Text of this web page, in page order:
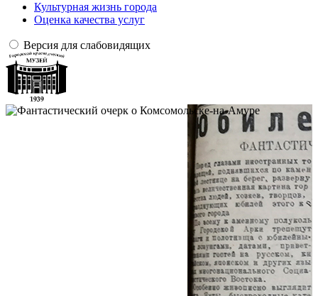
Культурная жизнь города
Оценка качества услуг
Версия для слабовидящих